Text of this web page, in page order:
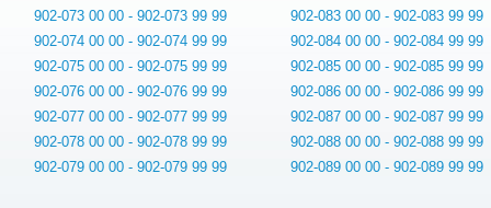
902-073 00 00 - 902-073 99 99
902-074 00 00 - 902-074 99 99
902-075 00 00 - 902-075 99 99
902-076 00 00 - 902-076 99 99
902-077 00 00 - 902-077 99 99
902-078 00 00 - 902-078 99 99
902-079 00 00 - 902-079 99 99
902-083 00 00 - 902-083 99 99
902-084 00 00 - 902-084 99 99
902-085 00 00 - 902-085 99 99
902-086 00 00 - 902-086 99 99
902-087 00 00 - 902-087 99 99
902-088 00 00 - 902-088 99 99
902-089 00 00 - 902-089 99 99